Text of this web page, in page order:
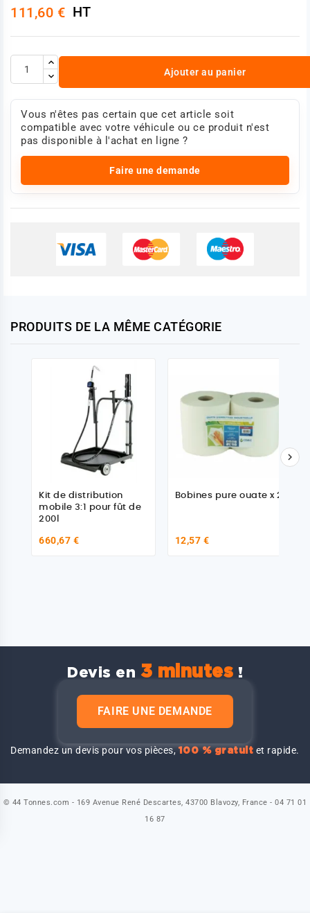
Caractéristiques Ø34 H.63mm
Ø28 H.55mm
Ø23 H.55mm
Référence :
Photo non contractuelle
111,60 € HT
Ajouter au panier
Vous n'êtes pas certain que cet article soit
compatible avec votre véhicule ou ce produit n'est
pas disponible à l'achat en ligne ?
Faire une demande
PRODUITS DE LA MÊME CATÉGORIE
Kit de distribution
mobile 3:1 pour fût de
200l
660,67 €
Bobines pure ouate x 2
12,57 €

Devis en 3 minutes !
FAIRE UNE DEMANDE
Demandez un devis pour vos pièces,100 % gratuit et rapide.
© 44 Tonnes.com - 169 Avenue René Descartes, 43700 Blavozy, France - 04 71 01
16 87